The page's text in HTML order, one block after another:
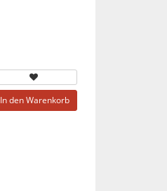
In den Warenkorb